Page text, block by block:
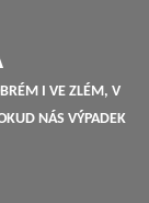
I VE ZLÉM, V
NÁS VÝPADEK